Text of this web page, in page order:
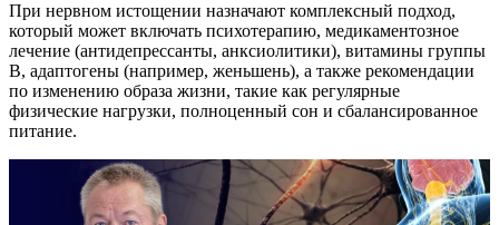
При нервном истощении назначают комплексный подход,
который может включать психотерапию, медикаментозное
лечение (антидепрессанты, анксиолитики), витамины группы
B, адаптогены (например, женьшень), а также рекомендации
по изменению образа жизни, такие как регулярные
физические нагрузки, полноценный сон и сбалансированное
питание.